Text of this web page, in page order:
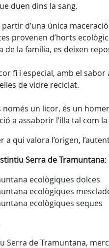
duen dins la sang.
d’una única
provenen d’horts
de la família, es deixen
fi i especial, amb el
de vidre reciclat.
un licor, és un
a assaborir l’illa tal com
a qui valora l’origen,
Serra de Tramuntana:
ecològiques dolces
ecològiques
ecològiques seques
Serra de Tramuntana,